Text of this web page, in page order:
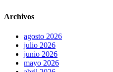
Archivos
agosto 2026
julio 2026
junio 2026
mayo 2026